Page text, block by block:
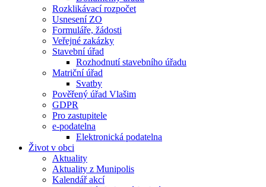
Rozklikávací rozpočet
Usnesení ZO
Formuláře, žádosti
Veřejné zakázky
Stavební úřad
Rozhodnutí stavebního úřadu
Matriční úřad
Svatby
Pověřený úřad Vlašim
GDPR
Pro zastupitele
e-podatelna
Elektronická podatelna
Život v obci
Aktuality
Aktuality z Munipolis
Kalendář akcí